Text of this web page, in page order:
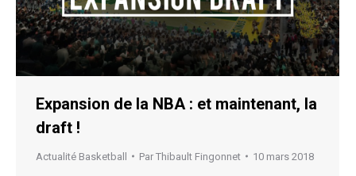
Expansion de la NBA : et maintenant, la
draft !
Actualité Basketball Par Thibault Fingonnet 10 mars 2018